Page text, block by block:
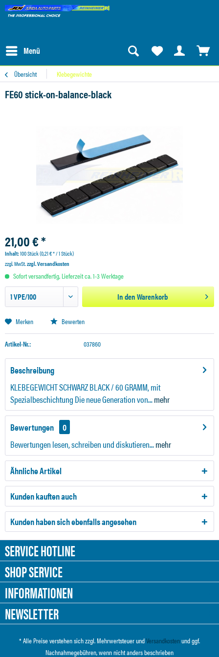
Menü
Übersicht Klebegewichte
FE60 stick-on-balance-black
21,00 € *
Inhalt:100 Stück (0,21 € * / 1 Stück)
zzgl. MwSt.zzgl. Versandkosten
Sofort versandfertig, Lieferzeit ca. 1-3 Werktage
In denWarenkorb
Merken Bewerten
Artikel-Nr.: 037860
Beschreibung
KLEBEGEWICHT SCHWARZ BLACK / 60 GRAMM, mit
Spezialbeschichtung Die neue Generation von...mehr
Bewertungen
0
Bewertungen lesen, schreiben und diskutieren...mehr
Ähnliche Artikel
Kunden kauften auch
Kunden haben sich ebenfalls angesehen
SERVICE HOTLINE
SHOP SERVICE
INFORMATIONEN
NEWSLETTER
* Alle Preise verstehen sich zzgl. Mehrwertsteuer undVersandkostenund ggf.
Nachnahmegebühren, wenn nicht anders beschrieben